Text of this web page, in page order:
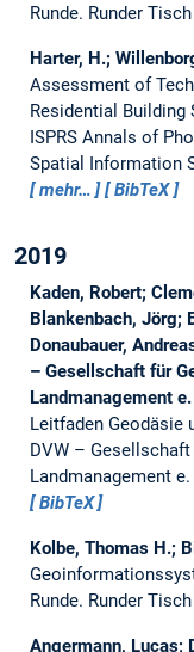
Runde. Runder
Harter, H.;
Assessment of
Residential
ISPRS Annals of
Spatial Information
mehr…
BibTeX
2019
Kaden, Robert;
Blankenbach, Jörg;
Donaubauer,
– Gesellschaft für
Landmanagement
Leitfaden Geodäsie
DVW –
Landmanagement e.
BibTeX
Kolbe, Thomas H.;
Runde. Runder
Angermann, Lucas;